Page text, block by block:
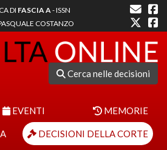
DI FASCIA A- ISSN
COSTANZO
Cerca nelle decisioni
EVENTI MEMORIE
DECISIONI DELLA CORTE